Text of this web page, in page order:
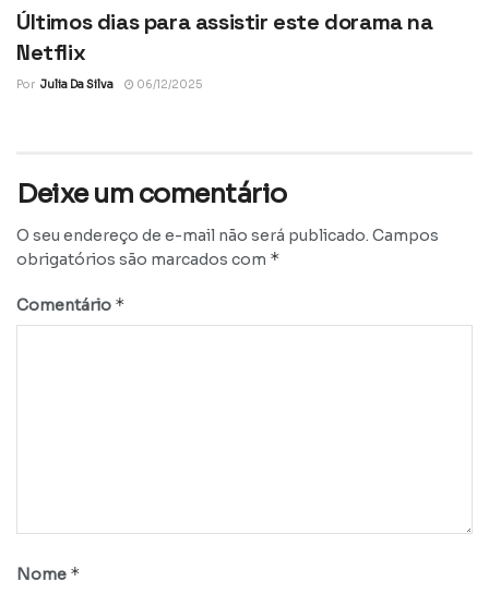
Últimos dias para assistir este dorama na
Netflix
Por Julia Da Silva 06/12/2025
Deixe um comentário
O seu endereço de e-mail não será publicado. Campos
obrigatórios são marcados com *
Comentário *
Nome *